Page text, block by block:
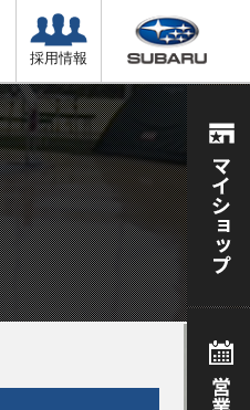
採用情報